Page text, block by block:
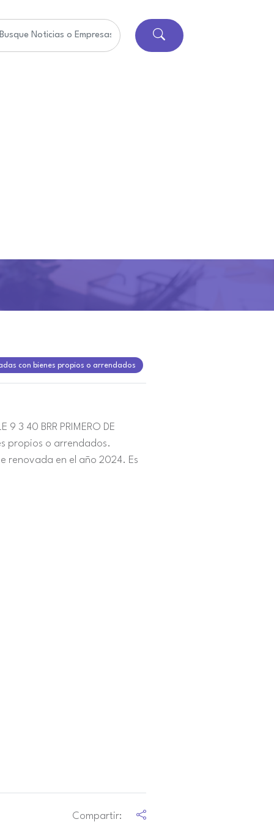
con bienes propios o arrendados
3 40 BRR PRIMERO DE
propios o arrendados.
renovada en el año 2024. Es
Compartir: